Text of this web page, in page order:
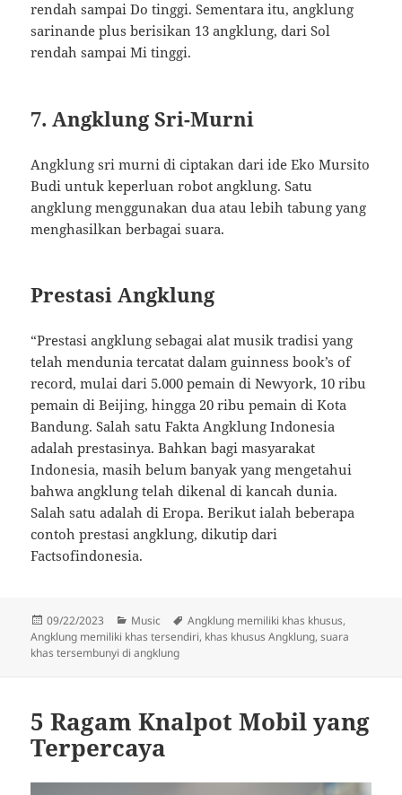
rendah sampai Do tinggi. Sementara itu, angklung
sarinande plus berisikan 13 angklung, dari Sol
rendah sampai Mi tinggi.
7. Angklung Sri-Murni
Angklung sri murni di ciptakan dari ide Eko Mursito
Budi untuk keperluan robot angklung. Satu
angklung menggunakan dua atau lebih tabung yang
menghasilkan berbagai suara.
Prestasi Angklung
“Prestasi angklung sebagai alat musik tradisi yang
telah mendunia tercatat dalam guinness book’s of
record, mulai dari 5.000 pemain di Newyork, 10 ribu
pemain di Beijing, hingga 20 ribu pemain di Kota
Bandung. Salah satu Fakta Angklung Indonesia
adalah prestasinya. Bahkan bagi masyarakat
Indonesia, masih belum banyak yang mengetahui
bahwa angklung telah dikenal di kancah dunia.
Salah satu adalah di Eropa. Berikut ialah beberapa
contoh prestasi angklung, dikutip dari
Factsofindonesia.
Diposkan
pada
09/22/2023 Kategori
Music Tag
Angklung memiliki khas khusus,
Angklung memiliki khas tersendiri, khas khusus Angklung,suara
khas tersembunyi di angklung
5 Ragam Knalpot Mobil yang
Terpercaya